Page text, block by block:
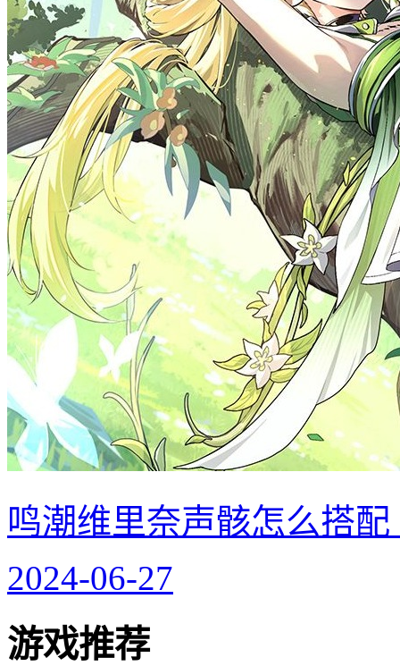
鸣潮维里奈声骸怎么搭
2024-06-27
游戏推荐